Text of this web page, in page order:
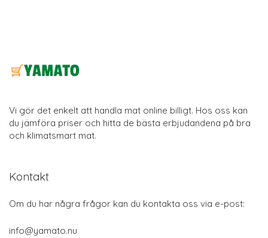
Vi gör det enkelt att handla mat online billigt. Hos oss kan
du jämföra priser och hitta de bästa erbjudandena på bra
och klimatsmart mat.
Kontakt
Om du har några frågor kan du kontakta oss via e-post:
info@yamato.nu